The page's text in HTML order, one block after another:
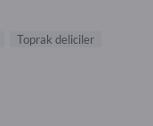
Toprak deliciler